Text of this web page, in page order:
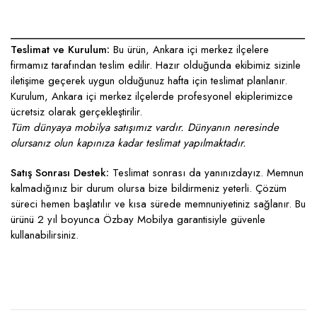
____________________________________________________
Teslimat ve Kurulum: Bu ürün, Ankara içi merkez ilçelere
firmamız tarafından teslim edilir. Hazır olduğunda ekibimiz sizinle
iletişime geçerek uygun olduğunuz hafta için teslimat planlanır.
Kurulum, Ankara içi merkez ilçelerde profesyonel ekiplerimizce
ücretsiz olarak gerçekleştirilir.
Tüm dünyaya mobilya satışımız vardır. Dünyanın neresinde
olursanız olun kapınıza kadar teslimat yapılmaktadır.
Satış Sonrası Destek: Teslimat sonrası da yanınızdayız. Memnun
kalmadığınız bir durum olursa bize bildirmeniz yeterli. Çözüm
süreci hemen başlatılır ve kısa sürede memnuniyetiniz sağlanır. Bu
ürünü 2 yıl boyunca Özbay Mobilya garantisiyle güvenle
kullanabilirsiniz.